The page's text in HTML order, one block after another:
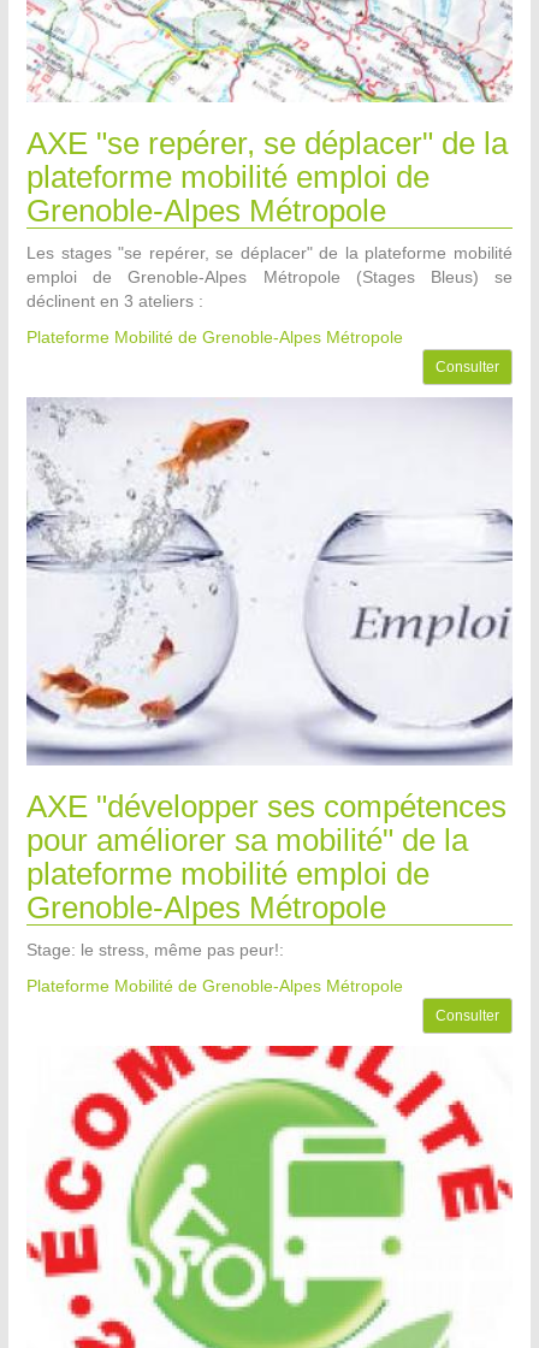
AXE "se repérer, se déplacer" de la
plateforme mobilité emploi de
Grenoble-Alpes Métropole
Les stages "se repérer, se déplacer" de la plateforme mobilité
emploi de Grenoble-Alpes Métropole (Stages Bleus) se
déclinent en 3 ateliers :
Plateforme Mobilité de Grenoble-Alpes Métropole
Consulter
AXE "développer ses compétences
pour améliorer sa mobilité" de la
plateforme mobilité emploi de
Grenoble-Alpes Métropole
Stage: le stress, même pas peur!:
Plateforme Mobilité de Grenoble-Alpes Métropole
Consulter